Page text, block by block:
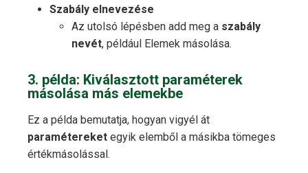
Szabály elnevezése
Az utolsó lépésben add meg a szabály
nevét, például Elemek másolása.
3. példa: Kiválasztott paraméterek
másolása más elemekbe
Ez a példa bemutatja, hogyan vigyél át
paramétereket egyik elemből a másikba tömeges
értékmásolással.